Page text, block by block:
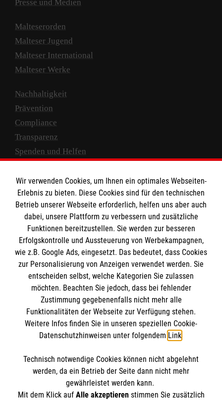
Presse und Medien
Malteserorden
Malteser Jugend
Malteser International
Malteser Werke
Nachhaltigkeit
Prävention
Compliance
Transparenz
Spenden und Helfen
Empfänger: Malteser Hilfsdienst e.V.
IBAN: DE10 3706 0120 1201 2000 12
BIC: GENODED 1PA7
Newsletter abonnieren
Cookies verwalten|AGB|Impressum|Datenschutz
Barrierefreiheit |Kontakt| Sharepoint|Mediathek
Wir verwenden Cookies, um Ihnen ein optimales Webseiten-
Erlebnis zu bieten. Diese Cookies sind für den technischen
Betrieb unserer Webseite erforderlich, helfen uns aber auch
dabei, unsere Plattform zu verbessern und zusätzliche
Funktionen bereitzustellen. Sie werden zur besseren
Erfolgskontrolle und Aussteuerung von Werbekampagnen,
wie z.B. Google Ads, eingesetzt. Das bedeutet, dass Cookies
zur Personalisierung von Anzeigen verwendet werden. Sie
entscheiden selbst, welche Kategorien Sie zulassen
möchten. Beachten Sie jedoch, dass bei fehlender
Zustimmung gegebenenfalls nicht mehr alle
Funktionalitäten der Webseite zur Verfügung stehen.
Weitere Infos finden Sie in unseren speziellen Cookie-
Datenschutzhinweisen unter folgendem Link.
Technisch notwendige Cookies können nicht abgelehnt
werden, da ein Betrieb der Seite dann nicht mehr
gewährleistet werden kann.
Mit dem Klick auf Alle akzeptierenstimmen Sie zusätzlich